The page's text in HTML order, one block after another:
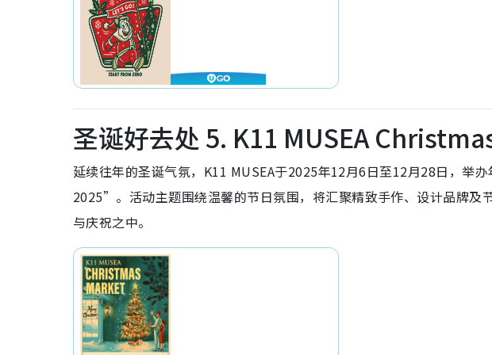
圣诞好去处 5. K11 MUSEA
延续往年的圣诞气氛，K11 MUSEA于2025年12月6日至12月28日，举
2025”。活动主题围绕温馨的节日氛围，将汇聚精致手作、设计品牌及
与庆祝之中。